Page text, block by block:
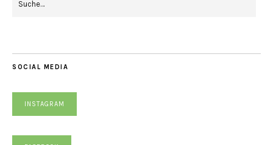
SOCIAL MEDIA
INSTAGRAM